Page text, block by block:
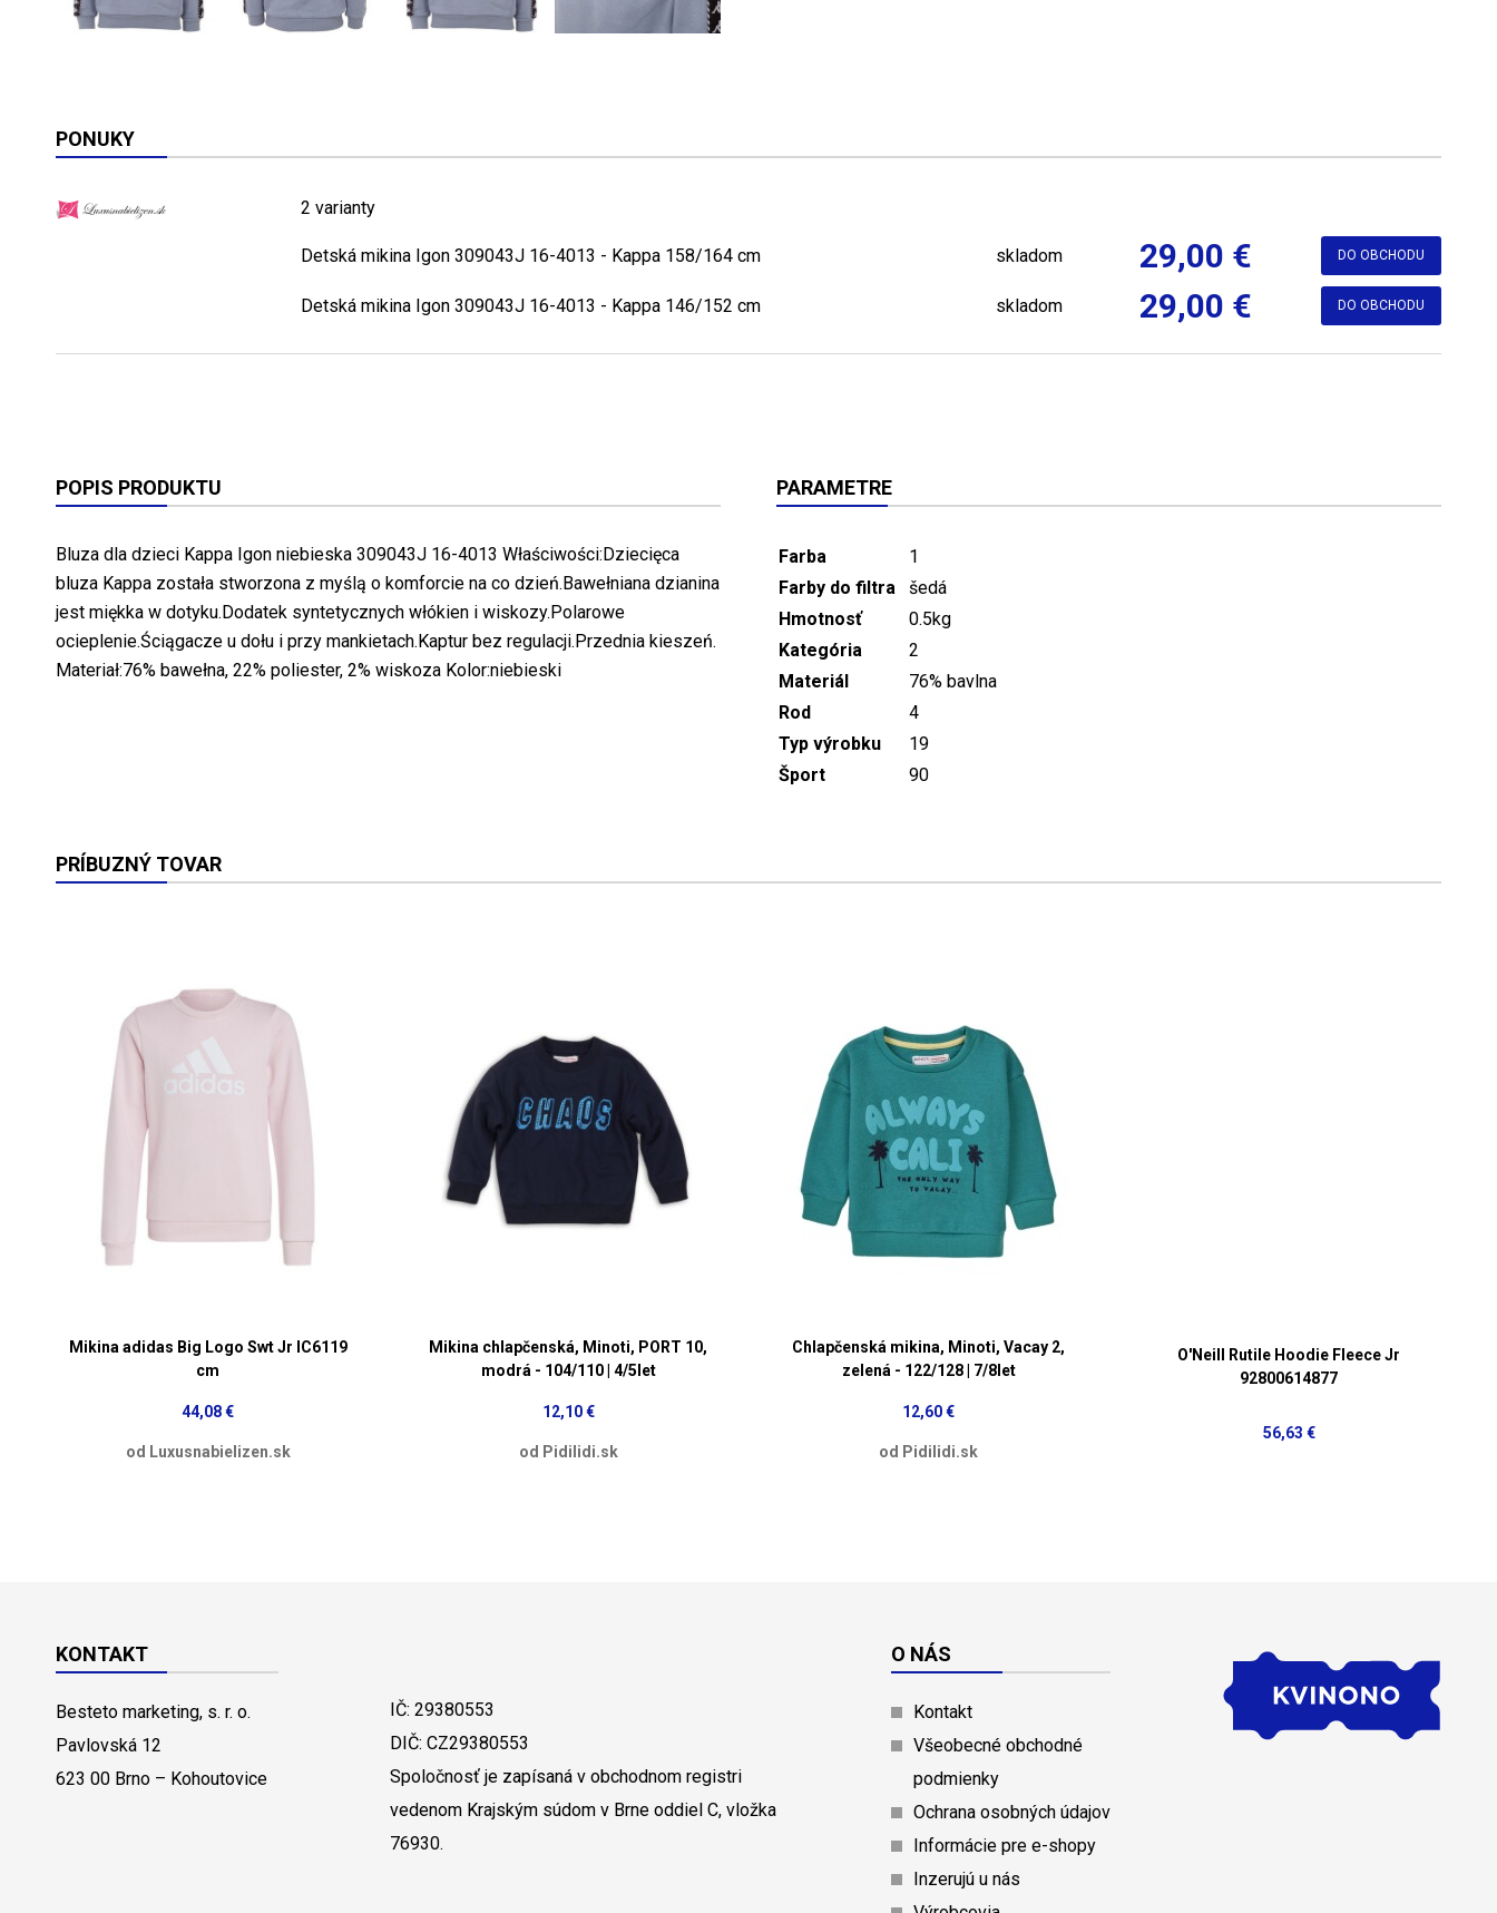
PONUKY
2 varianty
Detská mikina Igon 309043J 16-4013 - Kappa 158/164 cm skladom 29,00 € DO OBCHODU
Detská mikina Igon 309043J 16-4013 - Kappa 146/152 cm skladom 29,00 € DO OBCHODU
POPIS PRODUKTU
Bluza dla dzieci Kappa Igon niebieska 309043J 16-4013 Właściwości:Dziecięca
bluza Kappa została stworzona z myślą o komforcie na co dzień.Bawełniana dzianina
jest miękka w dotyku.Dodatek syntetycznych włókien i wiskozy.Polarowe
ocieplenie.Ściągacze u dołu i przy mankietach.Kaptur bez regulacji.Przednia kieszeń.
Materiał:76% bawełna, 22% poliester, 2% wiskoza Kolor:niebieski
PARAMETRE
Farba
1
Farby do filtra
šedá
Hmotnosť
0.5kg
Kategória
2
Materiál
76% bavlna
Rod
4
Typ výrobku
19
Šport
90
PRÍBUZNÝ TOVAR
Mikina adidas Big Logo Swt Jr IC6119
cm
44,08 €
od Luxusnabielizen.sk
Mikina chlapčenská, Minoti, PORT 10,
modrá - 104/110 | 4/5let
12,10 €
od Pidilidi.sk
Chlapčenská mikina, Minoti, Vacay 2,
zelená - 122/128 | 7/8let
12,60 €
od Pidilidi.sk
O'Neill Rutile Hoodie Fleece Jr
92800614877
56,63 €
KONTAKT
Besteto marketing, s. r. o.
Pavlovská 12
623 00 Brno – Kohoutovice
IČ: 29380553
DIČ: CZ29380553
Spoločnosť je zapísaná v obchodnom registri
vedenom Krajským súdom v Brne oddiel C, vložka
76930.
O NÁS
Kontakt
Všeobecné obchodné
podmienky
Ochrana osobných údajov
Informácie pre e-shopy
Inzerujú u nás